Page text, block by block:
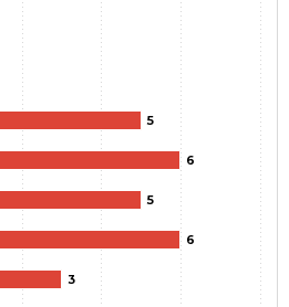
5
6
5
6
3